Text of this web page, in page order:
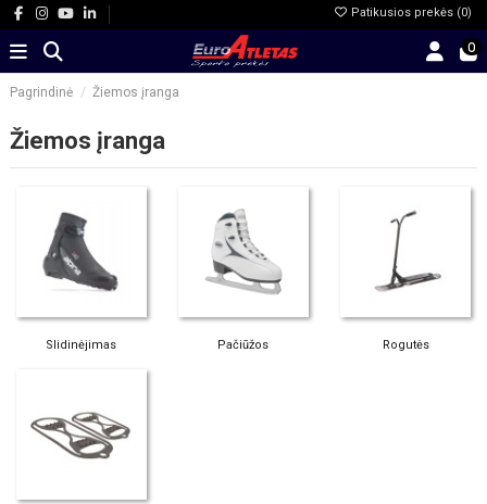
Patikusios prekės (0)
0
Pagrindinė Žiemos įranga
Žiemos įranga
Slidinėjimas Pačiūžos Rogutės